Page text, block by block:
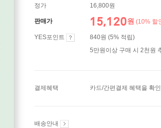
정가 16,800원
판매가 15,120원 (10% 할
YES포인트
840원 (5% 적립)
5만원이상 구매 시 2천원
결제혜택 카드/간편결제 혜택을 확
배송안내